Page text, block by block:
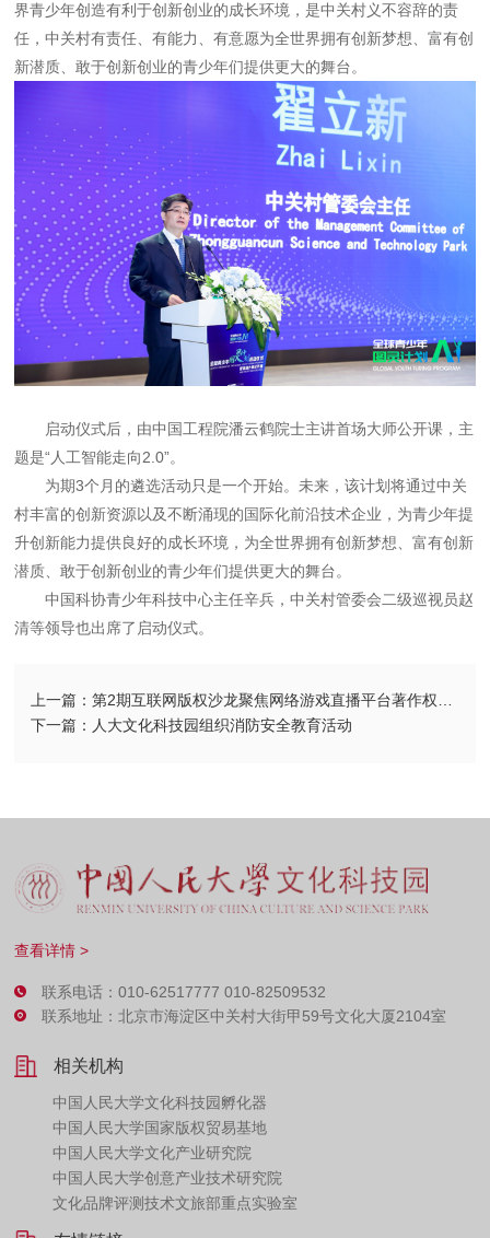
界青少年创造有利于创新创业的成长环境，是中关村义不容辞的责
任，中关村有责任、有能力、有意愿为全世界拥有创新梦想、富有创
新潜质、敢于创新创业的青少年们提供更大的舞台。
启动仪式后，由中国工程院潘云鹤院士主讲首场大师公开课，主
题是“人工智能走向2.0”。
为期3个月的遴选活动只是一个开始。未来，该计划将通过中关
村丰富的创新资源以及不断涌现的国际化前沿技术企业，为青少年提
升创新能力提供良好的成长环境，为全世界拥有创新梦想、富有创新
潜质、敢于创新创业的青少年们提供更大的舞台。
中国科协青少年科技中心主任辛兵，中关村管委会二级巡视员赵
清等领导也出席了启动仪式。
下一篇：人大文化科技园组织消防安全教育活动
查看详情 >
联系电话：010-62517777 010-82509532
联系地址：北京市海淀区中关村大街甲59号文化大厦2104室
相关机构
中国人民大学文化科技园孵化器
中国人民大学国家版权贸易基地
中国人民大学文化产业研究院
中国人民大学创意产业技术研究院
文化品牌评测技术文旅部重点实验室